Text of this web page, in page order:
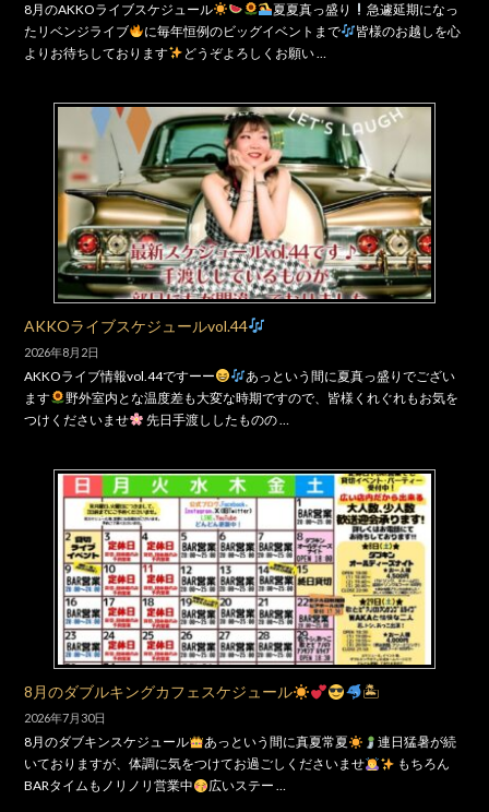
8月のAKKOライブスケジュール 夏夏真っ盛り
急遽延期になっ
たリベンジライブ
に毎年恒例のビッグイベントまで
皆様のお越しを心
よりお待ちしております
どうぞよろしくお願い …
AKKOライブスケジュールvol.44
2026年8月2日
AKKOライブ情報vol.44ですーー
あっという間に夏真っ盛りでござい
ます
野外室内とな温度差も大変な時期ですので、皆様くれぐれもお気を
つけくださいませ
先日手渡ししたものの …
8月のダブルキングカフェスケジュール 🏝
2026年7月30日
8月のダブキンスケジュール あっという間に真夏常夏
連日猛暑が続
いておりますが、体調に気をつけてお過ごしくださいませ
もちろん
BARタイムもノリノリ営業中
広いステー …